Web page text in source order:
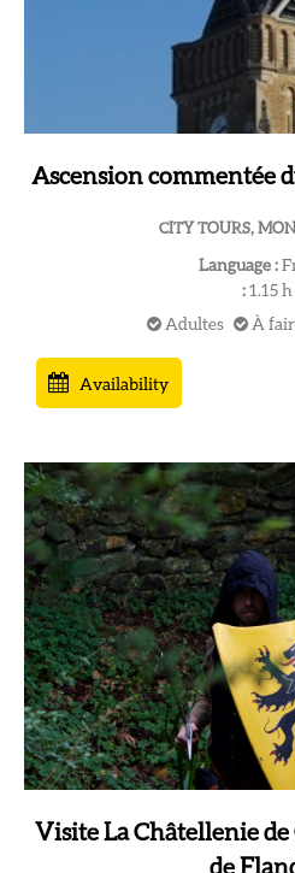
Ascension commentée
CITY TOURS,
Language :
: 1.15 h
Adultes
À
Availability
Visite La Châtellenie de
de